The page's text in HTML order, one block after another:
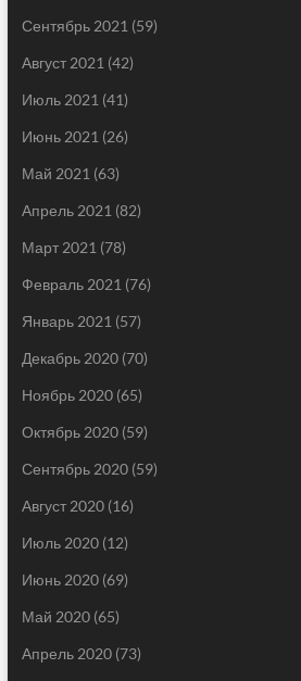
Сентябрь 2021 (59)
Август 2021 (42)
Июль 2021 (41)
Июнь 2021 (26)
Май 2021 (63)
Апрель 2021 (82)
Март 2021 (78)
Февраль 2021 (76)
Январь 2021 (57)
Декабрь 2020(70)
Ноябрь 2020(65)
Октябрь 2020(59)
Сентябрь 2020(59)
Август 2020(16)
Июль 2020(12)
Июнь 2020(69)
Май 2020(65)
Апрель 2020(73)